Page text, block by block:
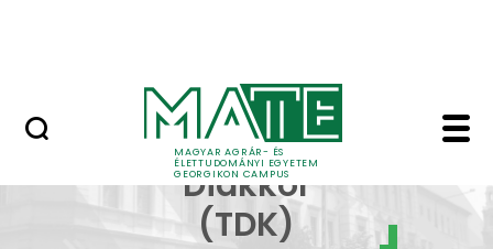
MAGYAR AGRÁR- ÉS
ÉLETTUDOMÁNYI EGYETEM
GEORGIKON CAMPUS
Tudományos
Tudományos
Diákkör
(TDK)